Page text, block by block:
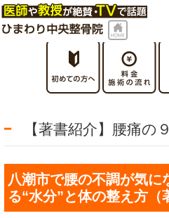
【著書紹介】腰痛の
八潮市で腰の不調が気に
る“水分”と体の整え方（